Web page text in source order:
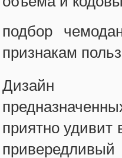
подбор
признакам
Дизайн
приятно